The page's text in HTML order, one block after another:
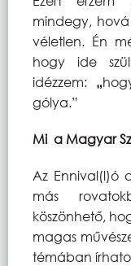
mindegy,
véletlen. Én
hogy ide
idézzem: „
gólya.”
Mi a Magyar
Az Ennival(l)ó
más
köszönhető,
magas
témában